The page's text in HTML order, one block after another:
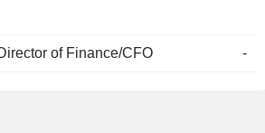
of Finance/CFO -